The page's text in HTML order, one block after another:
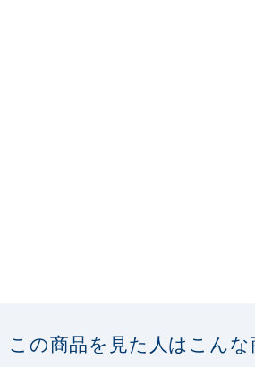
この商品を見た人はこん